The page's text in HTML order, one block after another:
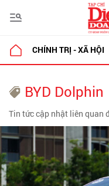
CHÍNH TRỊ - XÃ HỘI
BYD Dolphin
Tin tức cập nhật liên quan